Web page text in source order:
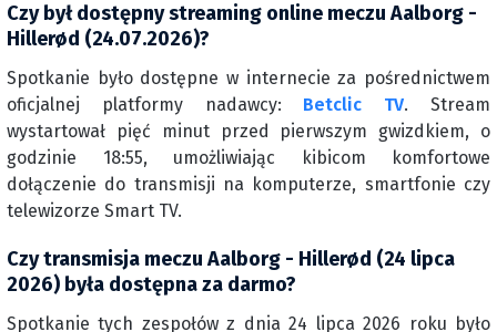
Czy był dostępny streaming online meczu Aalborg -
Hillerød (24.07.2026)?
Spotkanie było dostępne w internecie za pośrednictwem
oficjalnej platformy nadawcy: Betclic TV. Stream
wystartował pięć minut przed pierwszym gwizdkiem, o
godzinie 18:55, umożliwiając kibicom komfortowe
dołączenie do transmisji na komputerze, smartfonie czy
telewizorze Smart TV.
Czy transmisja meczu Aalborg - Hillerød (24 lipca
2026) była dostępna za darmo?
Spotkanie tych zespołów z dnia 24 lipca 2026 roku było